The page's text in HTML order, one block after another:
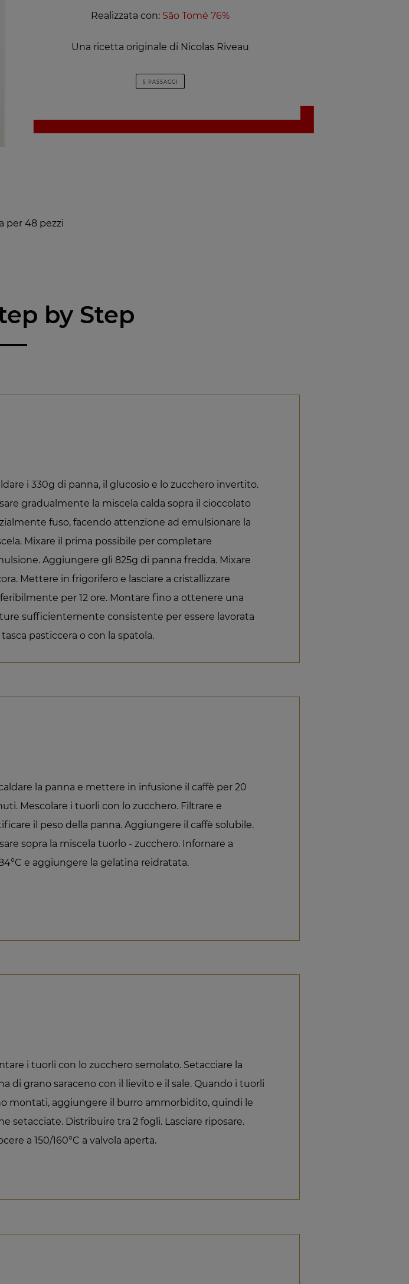
Realizzata con: São Tomé 76%
Una ricetta originale di Nicolas Riveau
5 PASSAGGI
per 48 pezzi
by Step
i 330g di panna, il glucosio e lo zucchero invertito.
gradualmente la miscela calda sopra il cioccolato
fuso, facendo attenzione ad emulsionare la
Mixare il prima possibile per completare
Aggiungere gli 825g di panna fredda. Mixare
Mettere in frigorifero e lasciare a cristallizzare
per 12 ore. Montare fino a ottenere una
sufficientemente consistente per essere lavorata
tasca pasticcera o con la spatola.
la panna e mettere in infusione il caffè per 20
Mescolare i tuorli con lo zucchero. Filtrare e
il peso della panna. Aggiungere il caffè solubile.
sopra la miscela tuorlo - zucchero. Infornare a
e aggiungere la gelatina reidratata.
i tuorli con lo zucchero semolato. Setacciare la
di grano saraceno con il lievito e il sale. Quando i tuorli
montati, aggiungere il burro ammorbidito, quindi le
setacciate. Distribuire tra 2 fogli. Lasciare riposare.
a 150/160°C a valvola aperta.